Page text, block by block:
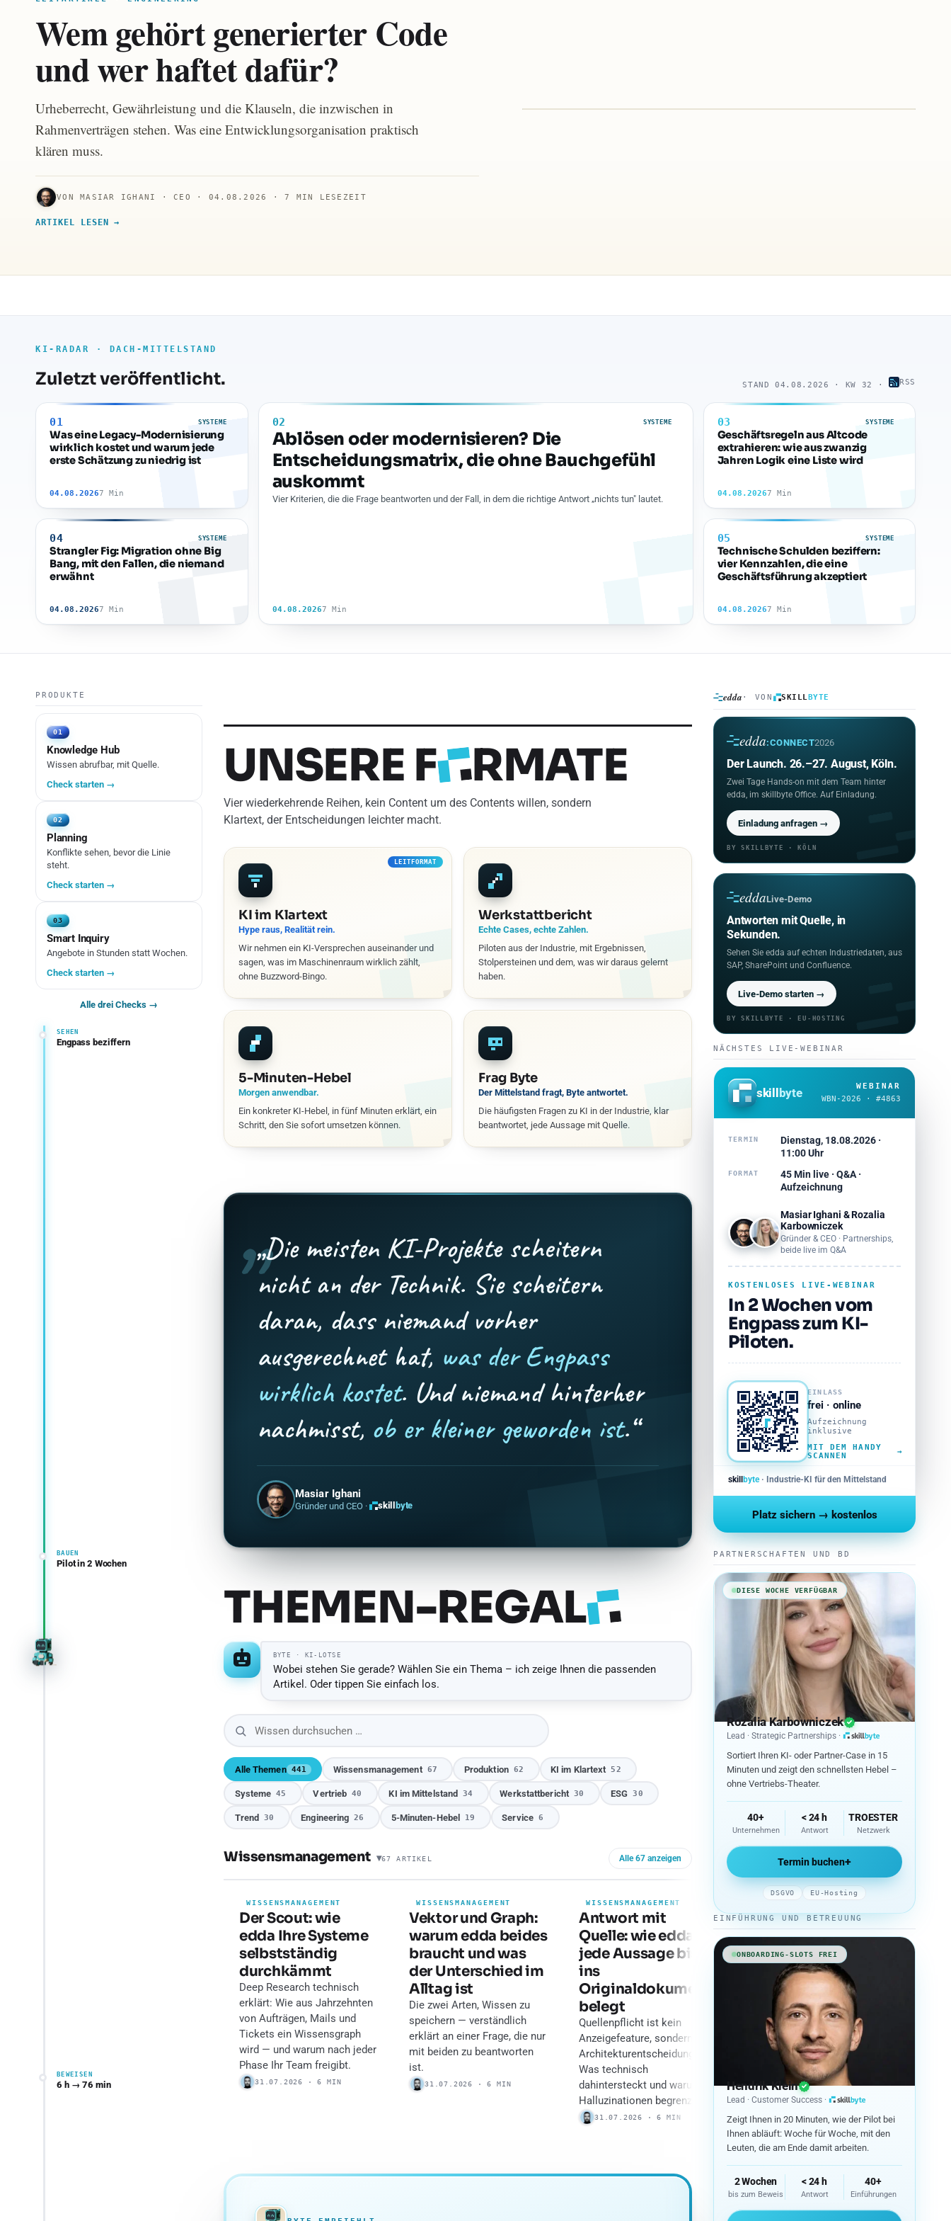
Wem gehört generierter Code
und wer haftet dafür?
Urheberrecht, Gewährleistung und die Klauseln, die inzwischen in
Rahmenverträgen stehen. Was eine Entwicklungsorganisation praktisch
klären muss.
VON MASIAR IGHANI · CEO · 04.08.2026 · 7 MIN LESEZEIT
ARTIKEL LESEN →
KI-RADAR · DACH-MITTELSTAND
Zuletzt veröffentlicht. STAND 04.08.2026 · KW 32 · RSS
01 SYSTEME
Was eine Legacy-Modernisierung
wirklich kostet und warum jede
erste Schätzung zu niedrig ist
04.08.20267 Min
02 SYSTEME
Ablösen oder modernisieren? Die
Entscheidungsmatrix, die ohne Bauchgefühl
auskommt
Vier Kriterien, die die Frage beantworten und der Fall, in dem die richtige Antwort „nichts tun" lautet.
04.08.20267 Min
03 SYSTEME
Geschäftsregeln aus Altcode
extrahieren: wie aus zwanzig
Jahren Logik eine Liste wird
04.08.20267 Min
04 SYSTEME
Strangler Fig: Migration ohne Big
Bang, mit den Fallen, die niemand
erwähnt
04.08.20267 Min
05 SYSTEME
Technische Schulden beziffern:
vier Kennzahlen, die eine
Geschäftsführung akzeptiert
04.08.20267 Min
PRODUKTE
01
Knowledge Hub
Wissen abrufbar, mit Quelle.
Check starten →
02
Planning
Konflikte sehen, bevor die Linie
steht.
Check starten →
03
Smart Inquiry
Angebote in Stunden statt Wochen.
Check starten →
Alle drei Checks →
SEHEN
Engpass beziffern
BAUEN
Pilot in 2 Wochen
BEWEISEN
6 h → 76 min
UNSERE F RMATE
Vier wiederkehrende Reihen, kein Content um des Contents willen, sondern
Klartext, der Entscheidungen leichter macht.
LEITFORMAT
KI im Klartext
Hype raus, Realität rein.
Wir nehmen ein KI-Versprechen auseinander und
sagen, was im Maschinenraum wirklich zählt,
ohne Buzzword-Bingo.
Werkstattbericht
Echte Cases, echte Zahlen.
Piloten aus der Industrie, mit Ergebnissen,
Stolpersteinen und dem, was wir daraus gelernt
haben.
5-Minuten-Hebel
Morgen anwendbar.
Ein konkreter KI-Hebel, in fünf Minuten erklärt, ein
Schritt, den Sie sofort umsetzen können.
Frag Byte
Der Mittelstand fragt, Byte antwortet.
Die häufigsten Fragen zu KI in der Industrie, klar
beantwortet, jede Aussage mit Quelle.
„„Die meisten KI-Projekte scheitern
nicht an der Technik. Sie scheitern
daran, dass niemand vorher
ausgerechnet hat, was der Engpass
wirklich kostet. Und niemand hinterher
nachmisst, ob er kleiner geworden ist.“
Masiar Ighani
Gründer und CEO · skill byte
THEMEN-REGAL
BYTE · KI-LOTSE
Wobei stehen Sie gerade? Wählen Sie ein Thema – ich zeige Ihnen die passenden
Artikel. Oder tippen Sie einfach los.
Alle Themen 441 Wissensmanagement 67 Produktion 62 KI im Klartext 52
Systeme 45 Vertrieb 40 KI im Mittelstand 34 Werkstattbericht 30 ESG 30
Trend 30 Engineering 26 5-Minuten-Hebel 19 Service 6
Wissensmanagement 67 ARTIKEL Alle 67 anzeigen
Baustein
WISSENSMANAGEMENT
Der Scout: wie
edda Ihre Systeme
selbstständig
durchkämmt
Deep Research technisch
erklärt: Wie aus Jahrzehnten
von Aufträgen, Mails und
Tickets ein Wissensgraph
wird — und warum nach jeder
Phase Ihr Team freigibt.
31.07.2026 · 6 MIN
Baustein
WISSENSMANAGEMENT
Vektor und Graph:
warum edda beides
braucht und was
der Unterschied im
Alltag ist
Die zwei Arten, Wissen zu
speichern — verständlich
erklärt an einer Frage, die nur
mit beiden zu beantworten
ist.
31.07.2026 · 6 MIN
WISSENSMANAGEMENT
Antwort mit
Quelle: wie edda
jede Aussage bis
ins
Originaldokument
belegt
Quellenpflicht ist kein
Anzeigefeature, sondern eine
Architekturentscheidung.
Was technisch
dahintersteckt und warum es
Halluzinationen begrenzt.
31.07.2026 · 6 MIN
31.07.2026 · 6 MIN
edda · VON SKILLBYTE
edda:CONNECT2026
Der Launch. 26.–27. August, Köln.
Zwei Tage Hands-on mit dem Team hinter
edda, im skillbyte Office. Auf Einladung.
Einladung anfragen →
BY SKILLBYTE · KÖLN
eddaLive-Demo
Antworten mit Quelle, in
Sekunden.
Sehen Sie edda auf echten Industriedaten, aus
SAP, SharePoint und Confluence.
Live-Demo starten →
BY SKILLBYTE · EU-HOSTING
NÄCHSTES LIVE-WEBINAR
skill byte
WEBINAR
WBN-2026 · #4863
TERMIN
Dienstag, 18.08.2026 ·
11:00 Uhr
FORMAT
45 Min live · Q&A ·
Aufzeichnung
Masiar Ighani & Rozalia
Karbowniczek
Gründer & CEO · Partnerships,
beide live im Q&A
KOSTENLOSES LIVE-WEBINAR
In 2 Wochen vom
Engpass zum KI-
Piloten.
EINLASS
frei · online
Aufzeichnung
inklusive
MIT DEM HANDY
SCANNEN
→
skill byte· Industrie-KI für den Mittelstand
Platz sichern → kostenlos
PARTNERSCHAFTEN UND BD
DIESE WOCHE VERFÜGBAR
Rozalia Karbowniczek
Lead · Strategic Partnerships · skillbyte – Zur Startseite
Sortiert Ihren KI- oder Partner-Case in 15
Minuten und zeigt den schnellsten Hebel –
ohne Vertriebs-Theater.
40+
Unternehmen
< 24 h
Antwort
TROESTER
Netzwerk
Termin buchen+
DSGVO EU-Hosting
EINFÜHRUNG UND BETREUUNG
ONBOARDING-SLOTS FREI
Hendrik Klein
Lead · Customer Success · skillbyte – Zur Startseite
Zeigt Ihnen in 20 Minuten, wie der Pilot bei
Ihnen abläuft: Woche für Woche, mit den
Leuten, die am Ende damit arbeiten.
2 Wochen
bis zum Beweis
< 24 h
Antwort
40+
Einführungen